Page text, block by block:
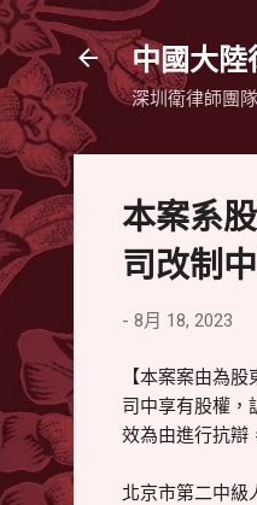
中國大陸
深圳衛律師團
本案系
司改制
- 8月 18, 2023
【本案案由為
司中享有股權，
效為由進行抗辯
北京市第二中級